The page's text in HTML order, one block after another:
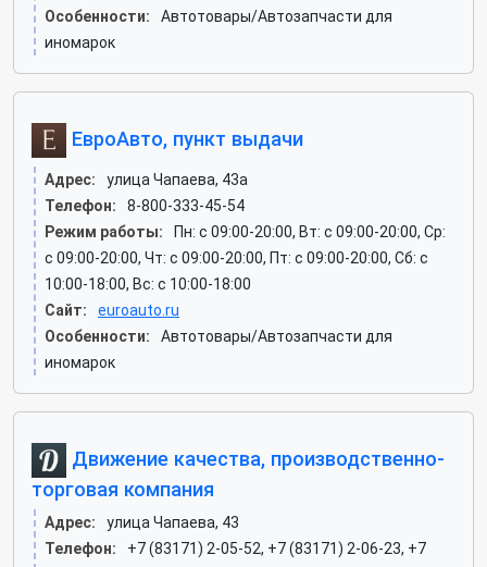
Особенности:
Автотовары/Автозапчасти для
иномарок
ЕвроАвто, пункт выдачи
Адрес:
улица Чапаева, 43а
Телефон:
8-800-333-45-54
Режим работы:
Пн: c 09:00-20:00, Вт: c 09:00-20:00, Ср:
c 09:00-20:00, Чт: c 09:00-20:00, Пт: c 09:00-20:00, Сб: c
10:00-18:00, Вс: c 10:00-18:00
Сайт:
euroauto.ru
Особенности:
Автотовары/Автозапчасти для
иномарок
Движение качества, производственно-
торговая компания
Адрес:
улица Чапаева, 43
Телефон:
+7 (83171) 2-05-52, +7 (83171) 2-06-23, +7